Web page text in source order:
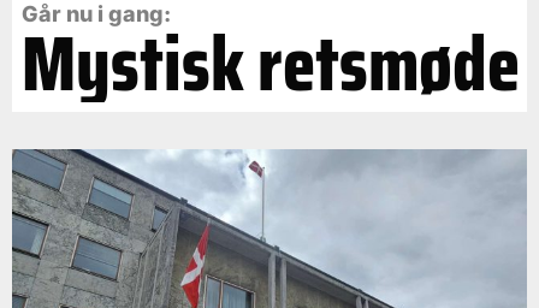
Går nu i gang:
Mystisk retsmøde